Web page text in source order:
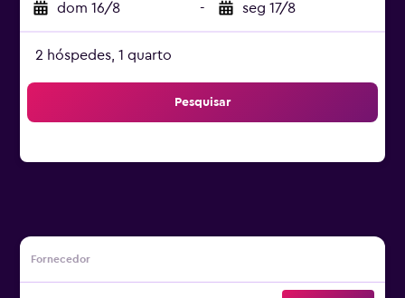
dom 16/8 - seg 17/8
2 hóspedes, 1 quarto
Pesquisar
Fornecedor